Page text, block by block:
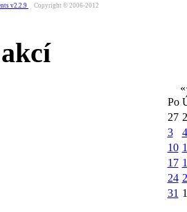
v2.2.9 Copyright © 2006-2012
«
Po
27
3
4
10
17
24
31 1